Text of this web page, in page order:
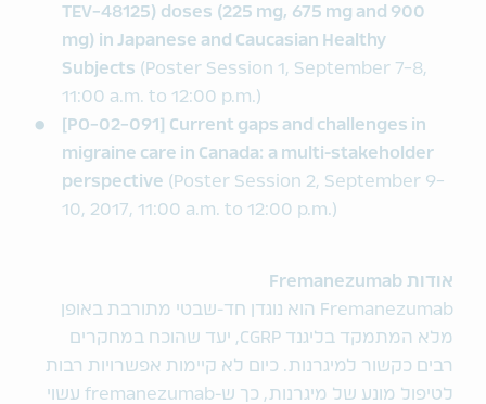
TEV-48125) doses (225 mg, 675 mg and 900
mg) in Japanese and Caucasian Healthy
Subjects (Poster Session 1, September 7-8,
11:00 a.m. to 12:00 p.m.)
[PO-02-091] Current gaps and challenges in
migraine care in Canada: a multi-stakeholder
perspective (Poster Session 2, September 9-
10, 2017, 11:00 a.m. to 12:00 p.m.)
אודות Fremanezumab
Fremanezumab הוא נוגדן חד-שבטי מתורבת באופן
מלא המתמקד בליגנד CGRP, יעד שהוכח במחקרים
רבים כקשור למיגרנות. כיום לא קיימות אפשרויות רבות
לטיפול מונע של מיגרנות, כך ש-fremanezumab עשוי